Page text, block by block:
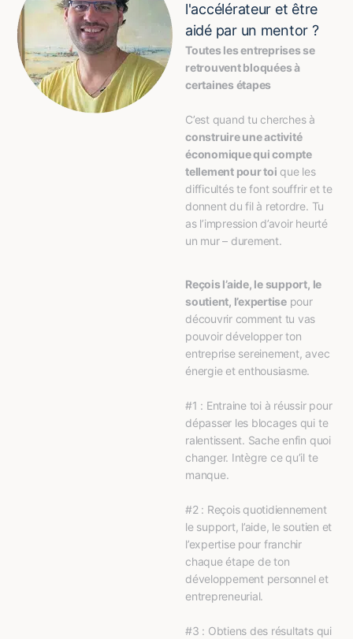
l'accélérateur et être
aidé par un mentor ?
Toutes les entreprises se
retrouvent bloquées à
certaines étapes
construire une activité
économique qui compte
tellement pour toi que les
difficultés te font souffrir et te
donnent du fil à retordre. Tu
as l’impression d’avoir heurté
un mur – durement.
Reçois l’aide, le support, le
soutient, l’expertise pour
découvrir comment tu vas
pouvoir développer ton
entreprise sereinement, avec
énergie et enthousiasme.
#1 : Entraine toi à réussir pour
dépasser les blocages qui te
ralentissent. Sache enfin quoi
changer. Intègre ce qu’il te
manque.
#2 : Reçois quotidiennement
le support, l’aide, le soutien et
l’expertise pour franchir
chaque étape de ton
développement personnel et
entrepreneurial.
#3 : Obtiens des résultats qui